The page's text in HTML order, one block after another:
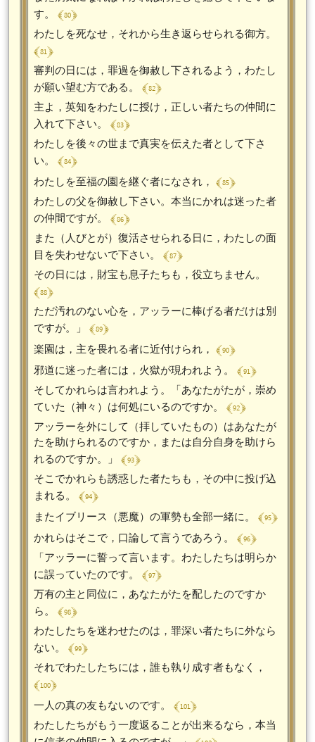
す。 ﴾ 80 ﴿
わたしを死なせ，それから生き返らせられる御方。
﴾ 81 ﴿
審判の日には，罪過を御赦し下されるよう，わたし
が願い望む方である。 ﴾ 82 ﴿
主よ，英知をわたしに授け，正しい者たちの仲間に
入れて下さい。 ﴾ 83 ﴿
わたしを後々の世まで真実を伝えた者として下さ
い。 ﴾ 84 ﴿
わたしを至福の園を継ぐ者になされ， ﴾ 85 ﴿
わたしの父を御赦し下さい。本当にかれは迷った者
の仲間ですが。 ﴾ 86 ﴿
また（人びとが）復活させられる日に，わたしの面
目を失わせないで下さい。 ﴾ 87 ﴿
その日には，財宝も息子たちも，役立ちません。
﴾ 88 ﴿
ただ汚れのない心を，アッラーに棒げる者だけは別
ですが。」 ﴾ 89 ﴿
楽園は，主を畏れる者に近付けられ， ﴾ 90 ﴿
邪道に迷った者には，火獄が現われよう。 ﴾ 91 ﴿
そしてかれらは言われよう。「あなたがたが，崇め
ていた（神々）は何処にいるのですか。 ﴾ 92 ﴿
アッラーを外にして（拝していたもの）はあなたが
たを助けられるのですか，または自分自身を助けら
れるのですか。」 ﴾ 93 ﴿
そこでかれらも誘惑した者たちも，その中に投げ込
まれる。 ﴾ 94 ﴿
またイブリース（悪魔）の軍勢も全部一緒に。 ﴾ 95 ﴿
かれらはそこで，口論して言うであろう。 ﴾ 96 ﴿
「アッラーに誓って言います。わたしたちは明らか
に誤っていたのです。 ﴾ 97 ﴿
万有の主と同位に，あなたがたを配したのですか
ら。 ﴾ 98 ﴿
わたしたちを迷わせたのは，罪深い者たちに外なら
ない。 ﴾ 99 ﴿
それでわたしたちには，誰も執り成す者もなく，
﴾ 100 ﴿
一人の真の友もないのです。 ﴾ 101 ﴿
わたしたちがもう一度返ることが出来るなら，本当